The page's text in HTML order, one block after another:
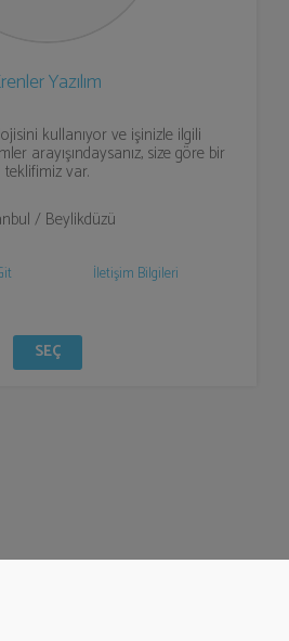
Yazılım
kullanıyor ve işinizle ilgili
arayışındaysanız, size göre bir
teklifimiz var.
/ Beylikdüzü
İletişim Bilgileri
SEÇ